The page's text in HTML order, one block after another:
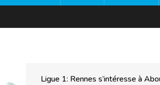
Ligue 1: Rennes s’intéresse à